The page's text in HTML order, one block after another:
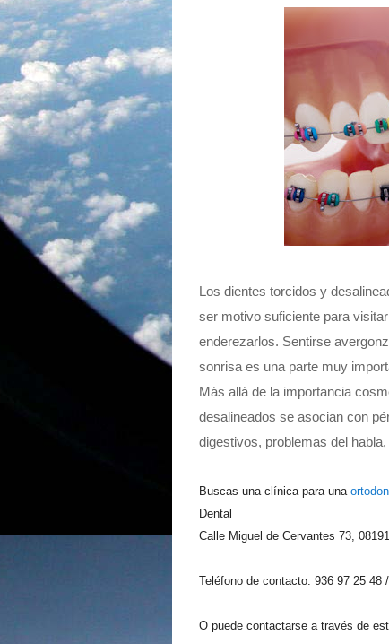
Los dientes torcidos y
ser motivo suficiente para
enderezarlos. Sentirse
sonrisa es una parte muy
Más allá de la importancia
desalineados se asocian con
digestivos, problemas del
Buscas una clínica para una
Dental
Calle Miguel de Cervantes 73,
Teléfono de contacto: 936 97 25 48
O puede contactarse a través de